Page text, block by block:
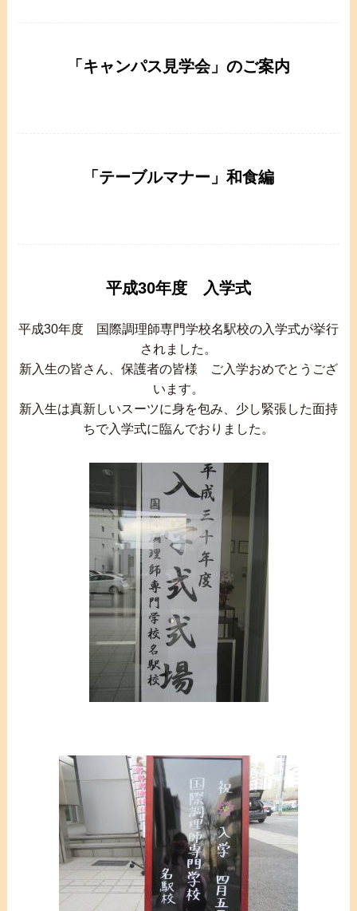
「キャンパス見学会」のご案内
「テーブルマナー」和食編
平成30年度 入学式
平成30年度 国際調理師専門学校名駅校の入学式が挙行
されました。
新入生の皆さん、保護者の皆様 ご入学おめでとうござ
います。
新入生は真新しいスーツに身を包み、少し緊張した面持
ちで入学式に臨んでおりました。